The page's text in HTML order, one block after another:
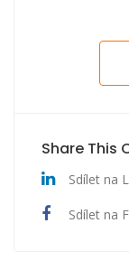
Share This
Sdílet na
Sdílet na